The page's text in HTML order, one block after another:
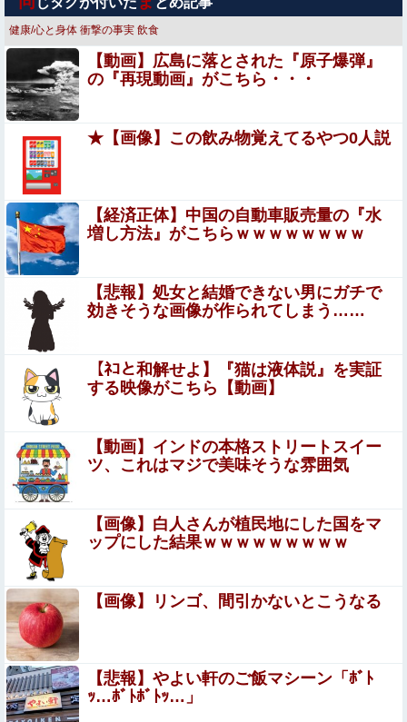
む方法│揚げ三昧
母が亡くなって４年も経つのに母の再婚相手が納骨してく
れない。男「借金で納骨のお金がない」私「それなら私
が」男「骨は絶対に渡さん！」と追い出された
【悲報】札幌オリンピック、８割が賛成・・・・
【閲覧注意】工場のリアルな労働災害映像（一瞬で両手切
断）、マジでめちゃくちゃ怖い
嫁の銀行口座が突如凍結されて三菱UFJ銀行に問い合
わせ、「説明できない」と言われて警察に相談しにい
くと……
福岡県議会「海外旅行じゃない、海外活動だ！」→視察費
2.65億円公開で再炎上ｗｗｗ
【悲報】大阪の1泊1800円のホテル、ガチでヤバすぎて炎
上wwwwww
この夏菜がシコすぎるｗｗｗｗ
『I"s〈アイズ〉』の桂正和さん、とんでもなく
エ●チなパンツを描く。これもう芸術だろ
美人JDが彼氏のオ○ニー用に送った動画、勝手に晒されて
学校中の”共有オカズ” にされる
ごつ盛り焼きそばとかいう年１くらいで無性に食いたくな
るやつｗｗｗｗｗｗｗｗ
私の好きな日本語がこれだ←「日本は太っ腹だな」（海外
の反応）他
血を見て失神した俺が「殺人事件の被害者（遺体）」と勘
違いされ現場が大パニックに！勇敢なおばちゃんとオジサ
ン達の団結力と勘違い劇がこちらｗｗ
彼氏「俺の親は毒親。だから結婚しても一切関わらなくて
いい」私「うん」彼氏「そのかわり俺もお前の親と一切関
健康/心と身体 衝撃の事実 飲食
【動画】広島に落とされた『原子爆弾』
の『再現動画』がこちら・・・
★【画像】この飲み物覚えてるやつ0人説
【経済正体】中国の自動車販売量の『水
増し方法』がこちらｗｗｗｗｗｗｗｗ
【悲報】処女と結婚できない男にガチで
効きそうな画像が作られてしまう……
【ﾈｺと和解せよ】『猫は液体説』を実証
する映像がこちら【動画】
【動画】インドの本格ストリートスイー
ツ、これはマジで美味そうな雰囲気
【画像】白人さんが植民地にした国をマ
ップにした結果ｗｗｗｗｗｗｗｗｗ
【画像】リンゴ、間引かないとこうなる
【悲報】やよい軒のご飯マシーン「ﾎﾞﾄ
ｯ…ﾎﾞﾄﾎﾞﾄｯ…」